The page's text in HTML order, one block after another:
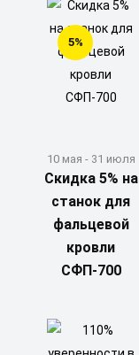
5%
10 мая - 31 июля
Скидка 5% на
станок для
фальцевой
кровли
СФП-700